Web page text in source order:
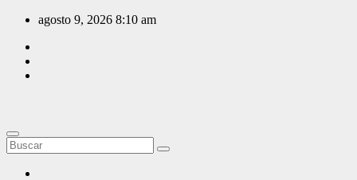
Saltar
contenido
agosto 9, 2026 8:10 am